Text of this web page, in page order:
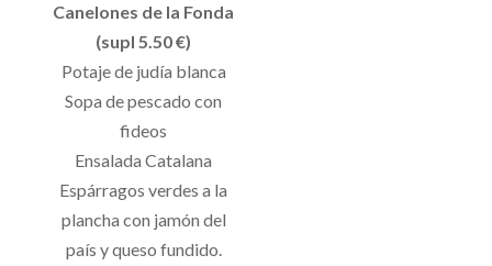
Canelones de la Fonda
(supl 5.50 €)
Potaje de judía blanca
Sopa de pescado con
fideos
Ensalada Catalana
Espárragos verdes a la
plancha con jamón del
país y queso fundido.